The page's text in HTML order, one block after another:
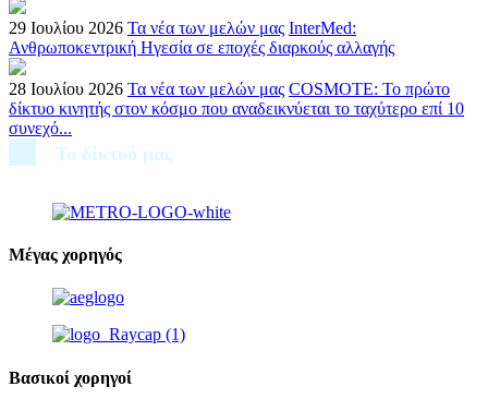
29 Ιουλίου 2026 Τα νέα των μελών μας InterMed:
Ανθρωποκεντρική Ηγεσία σε εποχές διαρκούς αλλαγής
28 Ιουλίου 2026 Τα νέα των μελών μας COSMOTE: Το πρώτο
δίκτυο κινητής στον κόσμο που αναδεικνύεται το ταχύτερο επί 10
συνεχό...
Το δίκτυό μας
Μέγας χορηγός
Βασικοί χορηγοί